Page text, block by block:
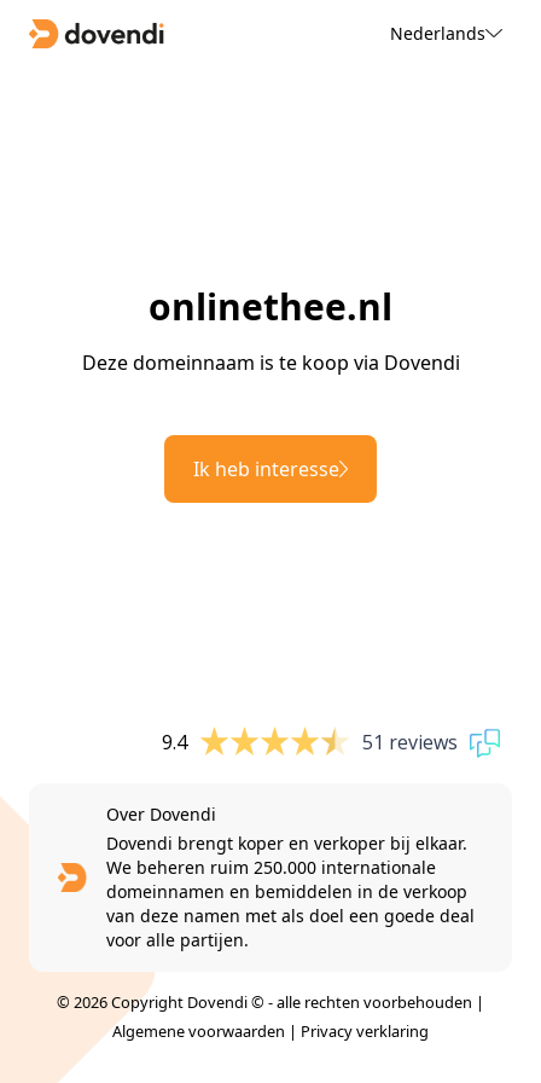
Nederlands
onlinethee.nl
Deze domeinnaam is te koop via Dovendi
Ik heb interesse
9.4 51 reviews
Over Dovendi
Dovendi brengt koper en verkoper bij elkaar.
We beheren ruim 250.000 internationale
domeinnamen en bemiddelen in de verkoop
van deze namen met als doel een goede deal
voor alle partijen.
© 2026 Copyright Dovendi © - alle rechten voorbehouden |
Algemene voorwaarden | Privacy verklaring